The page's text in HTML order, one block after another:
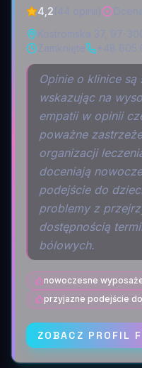
4,2
Opinie o klinice są
wskazując na
empatii w opinii
poważne
organizacji
doceniają
podejście do
problemy z
dostępnością
bólowych.
nowoczesne
przyjazne podejście
ZOBACZ PROFIL